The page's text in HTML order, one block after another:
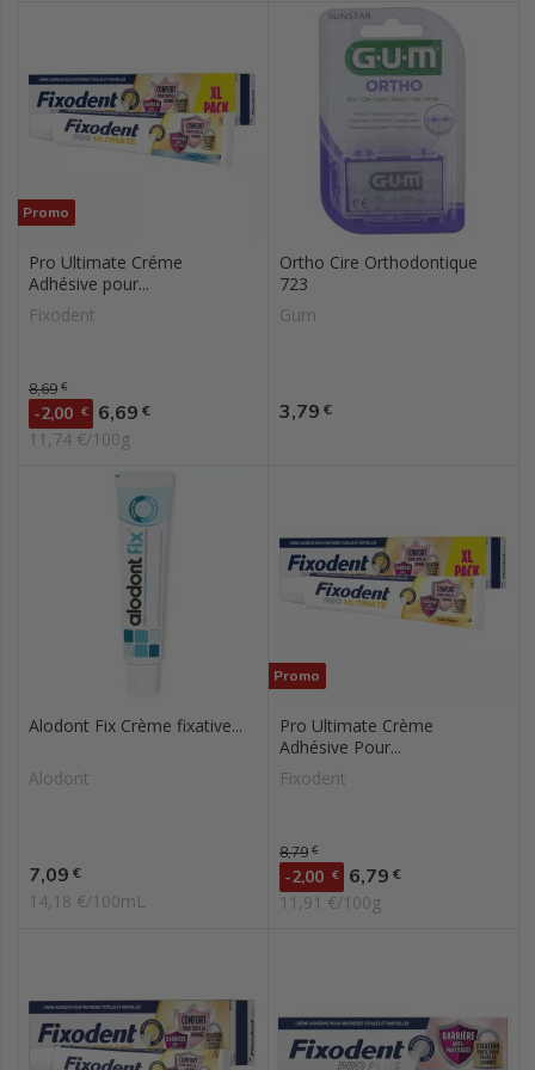
Promo
Pro Ultimate Créme
Adhésive pour...
Fixodent
Prix de base
8,69 €
-2,00 € Prix
6,69 €
11,74 €/100g
Ortho Cire Orthodontique
723
Gum
Prix
3,79 €
Alodont Fix Crème fixative...
Alodont
Prix
7,09 €
14,18 €/100mL
Promo
Pro Ultimate Crème
Adhésive Pour...
Fixodent
Prix de base
8,79 €
-2,00 € Prix
6,79 €
11,91 €/100g